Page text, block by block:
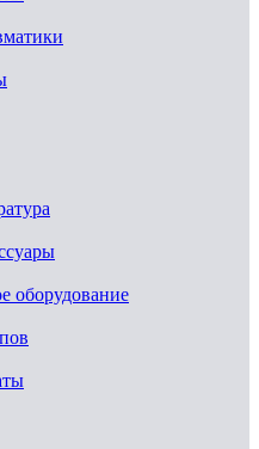
оборудование